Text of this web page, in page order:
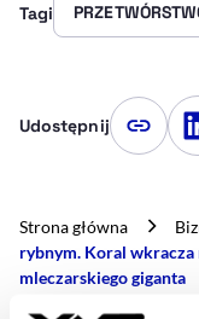
Tagi
Udostępnij Kopiuj
Strona główna
rybnym. Koral wkracza
mleczarskiego giganta